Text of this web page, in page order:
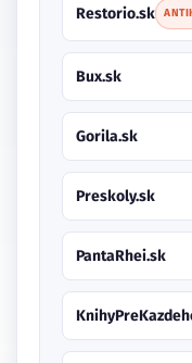
Restorio.sk
Bux.sk
Gorila.sk
Preskoly.sk
PantaRhei.sk